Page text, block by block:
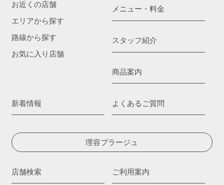
お近くの店舗
エリアから探す
路線から探す
お気に入り店舗
メニュー・料金
スタッフ紹介
商品案内
新着情報 よくあるご質問
理容プラージュ
店舗検索 ご利用案内